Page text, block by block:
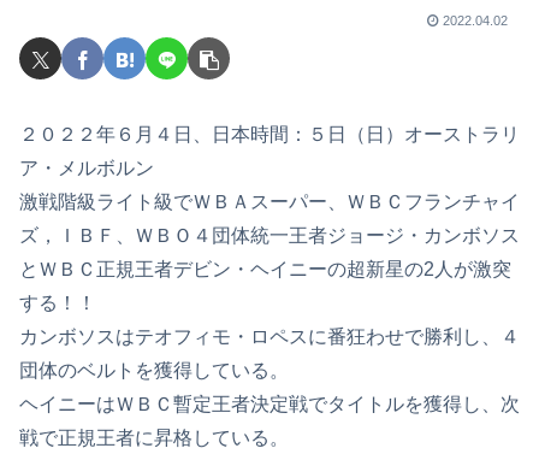
2022.04.02
２０２２年６月４日、日本時間：５日（日）オーストラリ
ア・メルボルン
激戦階級ライト級でＷＢＡスーパー、ＷＢＣフランチャイ
ズ，ＩＢＦ、ＷＢＯ４団体統一王者ジョージ・カンボソス
とＷＢＣ正規王者デビン・ヘイニーの超新星の2人が激突
する！！
カンボソスはテオフィモ・ロペスに番狂わせで勝利し、４
団体のベルトを獲得している。
ヘイニーはＷＢＣ暫定王者決定戦でタイトルを獲得し、次
戦で正規王者に昇格している。